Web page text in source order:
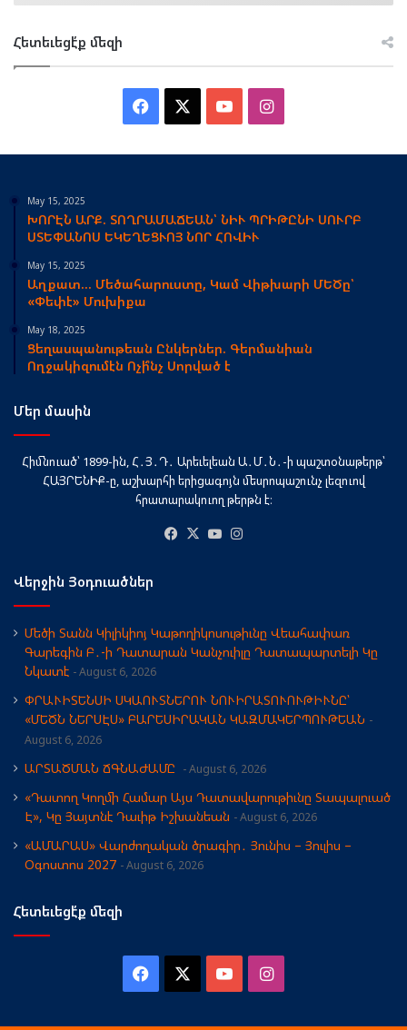
Հետեւեցէ՛ք մեզի
Facebook YouTubeInstagram
May 15, 2025
ԽՈՐԷՆ ԱՐՔ. ՏՈՂՐԱՄԱՃԵԱՆ՝ ՆԻՒ ՊՐԻԹԸՆԻ ՍՈՒՐԲ
ՍՏԵՓԱՆՈՍ ԵԿԵՂԵՑՒՈՅ ՆՈՐ ՀՈՎԻՒ
May 15, 2025
Աղքատ… Մեծահարուստը, Կամ Վիթխարի ՄԵԾը՝
«Փեփէ» Մուխիքա
May 18, 2025
Ցեղասպանութեան Ընկերներ. Գերմանիան
Ողջակիզումէն Ոչի՞նչ Սորված է
Մեր մասին
Հիմնուած՝ 1899-ին, Հ․Յ․Դ․ Արեւելեան Ա․Մ․Ն․-ի պաշտօնաթերթ՝
ՀԱՅՐԵՆԻՔ-ը, աշխարհի երիցագոյն մեսրոպաշունչ լեզուով
հրատարակուող թերթն է։
Facebook
X YouTube
Վերջին Յօդուածներ
Մեծի Տանն Կիլիկիոյ Կաթողիկոսութիւնը Վեահափառ
Գարեգին Բ․-ի Դատարան Կանչուիլը Դատապարտելի Կը
Նկատէ
August 6, 2026
ՓՐԱՒԻՏԵՆՍԻ ՍԿԱՈՒՏՆԵՐՈՒ ՆՈՒԻՐԱՏՈՒՈՒԹԻՒՆԸ՝
«ՄԵԾՆ ՆԵՐՍԷՍ» ԲԱՐԵՍԻՐԱԿԱՆ ԿԱԶՄԱԿԵՐՊՈՒԹԵԱՆ
August 6, 2026
ԱՐՏԱԾՄԱՆ ՃԳՆԱԺԱՄԸ August 6, 2026
«Դատող Կողմի Համար Այս Դատավարութիւնը Տապալուած
Է», Կը Յայտնէ Դաւիթ Իշխանեան
August 6, 2026
«ԱՄԱՐԱՍ» Վարժողական ծրագիր․ Յունիս – Յուլիս –
Օգոստոս 2027
August 6, 2026
Հետեւեցէ՛ք մեզի
Facebook YouTubeInstagram